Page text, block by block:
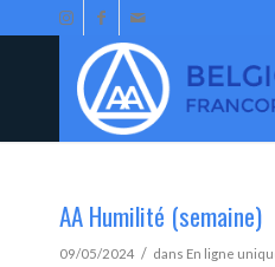
AA Humilité (semaine)
09/05/2024 / dans En ligne